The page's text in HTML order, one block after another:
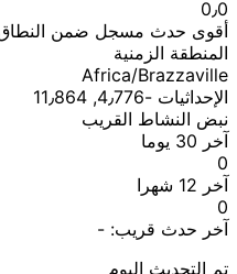
0٫0
أقوى حدث مسجل ضمن النطاق
المنطقة الزمنية
Africa/Brazzaville
الإحداثيات ؜-4٫776, 11٫864
نبض النشاط القريب
آخر 30 يوما
0
آخر 12 شهرا
0
آخر حدث قريب: -
تم التحديث اليوم